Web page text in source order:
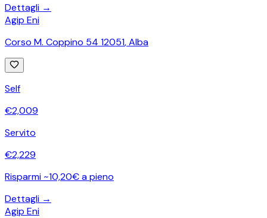
Dettagli →
Agip Eni
Corso M. Coppino 54 12051,Alba
Self
€2,009
Servito
€2,229
Risparmi ~10,20€ a pieno
Dettagli →
Agip Eni